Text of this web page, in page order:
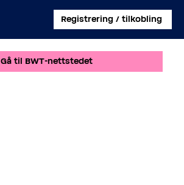
Registrering / tilkobling
Gå til BWT-nettstedet